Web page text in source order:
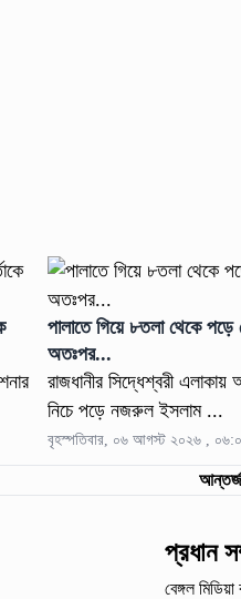
পালাতে গিয়ে ৮তলা থেকে
অতঃপর...
রাজধানীর সিদ্ধেশ্বরী
নিচে পড়ে নজরুল ইসলাম ...
বৃহস্পতিবার, ০৬ আগস্ট ২০২৬ ,
প্রধান
বেঙ্গল